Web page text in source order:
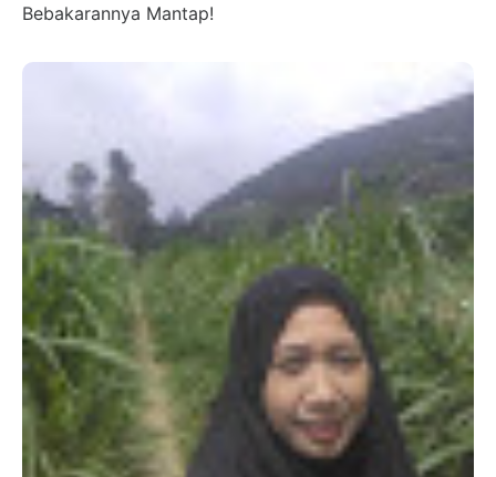
Bebakarannya Mantap!